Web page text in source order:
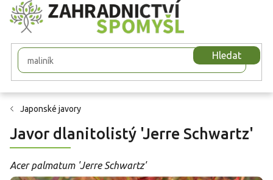
Přejít
na
obsah
Hledat
Japonské javory
Javor dlanitolistý 'Jerre Schwartz'
Acer palmatum 'Jerre Schwartz'